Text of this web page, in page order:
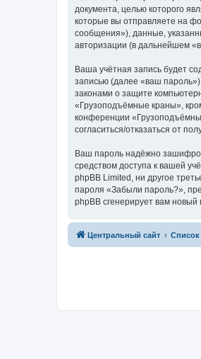
документа, целью которого
которые вы отправляете на
сообщения»), данные,
авторизации (в дальнейшем
Ваша учётная запись будет
записью (далее «ваш
законами о защите
«Грузоподъёмные краны»,
конференции
согласиться/отказаться от
Ваш пароль надёжно
средством доступа к вашей
phpBB Limited, ни другое
пароля «Забыли пароль?»,
phpBB сгенерирует вам новый
Центральный сайт